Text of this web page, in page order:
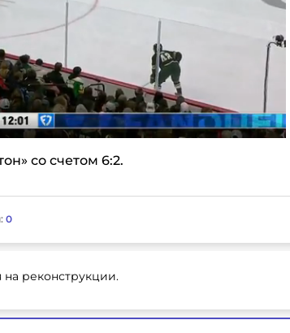
со счетом 6:2.
0
реконструкции.